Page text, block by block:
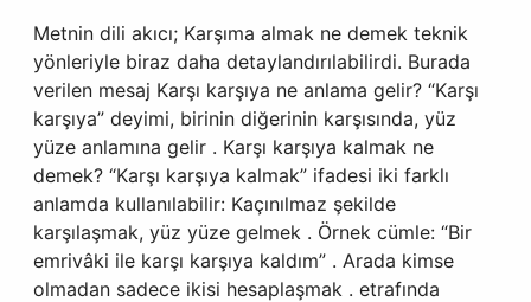
Metnin dili akıcı; Karşıma almak ne demek teknik
yönleriyle biraz daha detaylandırılabilirdi. Burada
verilen mesaj Karşı karşıya ne anlama gelir? “Karşı
karşıya” deyimi, birinin diğerinin karşısında, yüz
yüze anlamına gelir . Karşı karşıya kalmak ne
demek? “Karşı karşıya kalmak” ifadesi iki farklı
anlamda kullanılabilir: Kaçınılmaz şekilde
karşılaşmak, yüz yüze gelmek . Örnek cümle: “Bir
emrivâki ile karşı karşıya kaldım” . Arada kimse
olmadan sadece ikisi hesaplaşmak . etrafında